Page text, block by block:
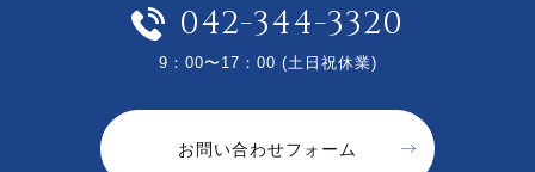
042-344-3320
9：00〜17：00 (土日祝休業)
お問い合わせフォーム